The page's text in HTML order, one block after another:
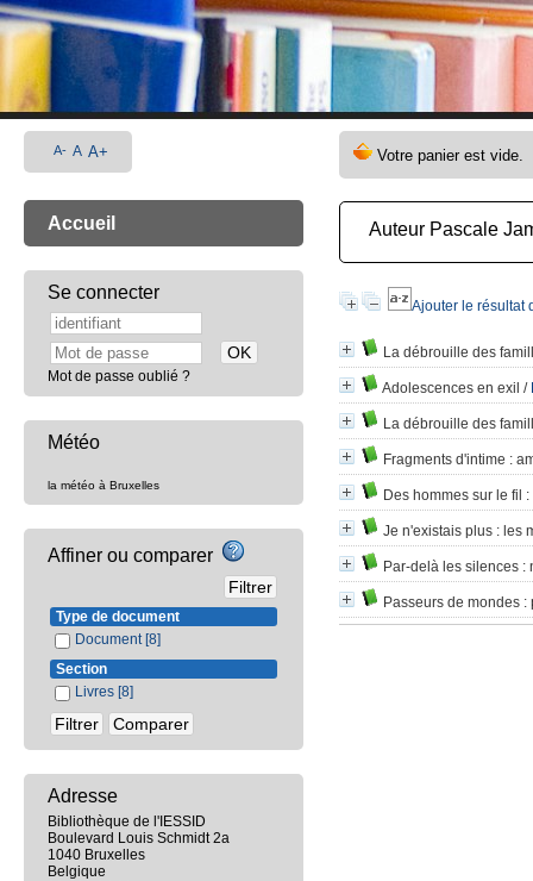
Auteur Pascale
Ajouter le résultat
La débrouille des
Adolescences en exil /
La débrouille des
Fragments d'intime :
Des hommes sur le fil
Je n'existais plus : les
Par-delà les silences :
Passeurs de mondes :
A- A A+
Accueil
Se connecter
Mot de passe oublié ?
Météo
la météo à Bruxelles
Affiner ou comparer
Type de document
Document [8]
Section
Livres [8]
Adresse
Bibliothèque de l'IESSID
Boulevard Louis Schmidt 2a
1040 Bruxelles
Belgique